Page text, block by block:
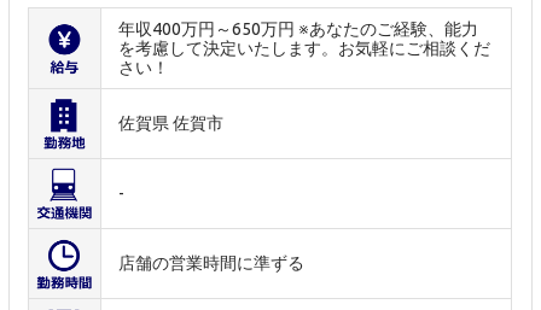
年収400万円～650万円 ※あなたのご経験、能力
を考慮して決定いたします。お気軽にご相談くだ
さい！
佐賀県 佐賀市
-
店舗の営業時間に準ずる